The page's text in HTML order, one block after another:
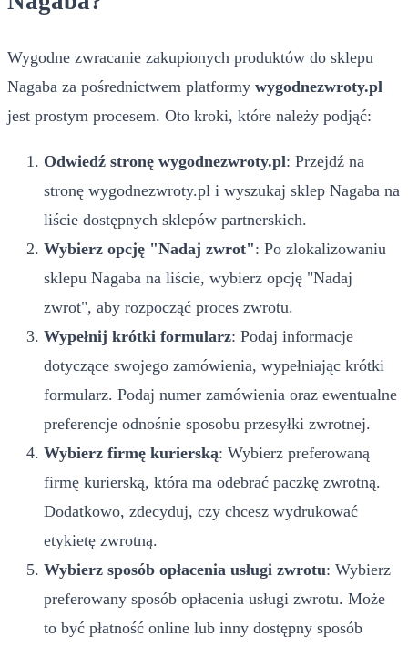
Wygodne zwracanie zakupionych produktów do sklepu
Nagaba za pośrednictwem platformy wygodnezwroty.pl
jest prostym procesem. Oto kroki, które należy podjąć:
Odwiedź stronę wygodnezwroty.pl: Przejdź na
stronę wygodnezwroty.pl i wyszukaj sklep Nagaba na
liście dostępnych sklepów partnerskich.
Wybierz opcję "Nadaj zwrot": Po zlokalizowaniu
sklepu Nagaba na liście, wybierz opcję "Nadaj
zwrot", aby rozpocząć proces zwrotu.
Wypełnij krótki formularz: Podaj informacje
dotyczące swojego zamówienia, wypełniając krótki
formularz. Podaj numer zamówienia oraz ewentualne
preferencje odnośnie sposobu przesyłki zwrotnej.
Wybierz firmę kurierską: Wybierz preferowaną
firmę kurierską, która ma odebrać paczkę zwrotną.
Dodatkowo, zdecyduj, czy chcesz wydrukować
etykietę zwrotną.
Wybierz sposób opłacenia usługi zwrotu: Wybierz
preferowany sposób opłacenia usługi zwrotu. Może
to być płatność online lub inny dostępny sposób